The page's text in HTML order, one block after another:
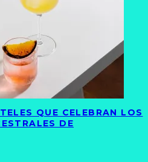
QUE CELEBRAN LOS
DE